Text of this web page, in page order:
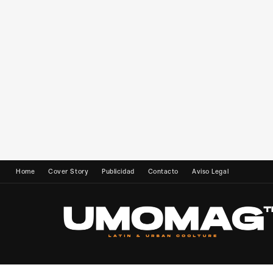
Home Cover Story Publicidad Contacto Aviso Legal